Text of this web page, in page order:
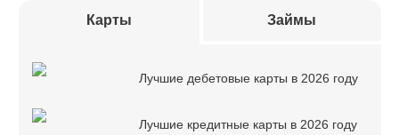
Карты Займы
Лучшие дебетовые карты в 2026 году
Лучшие кредитные карты в 2026 году